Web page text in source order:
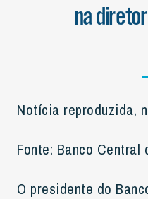
na
Notícia reproduzida,
Fonte: Banco Central
O presidente do